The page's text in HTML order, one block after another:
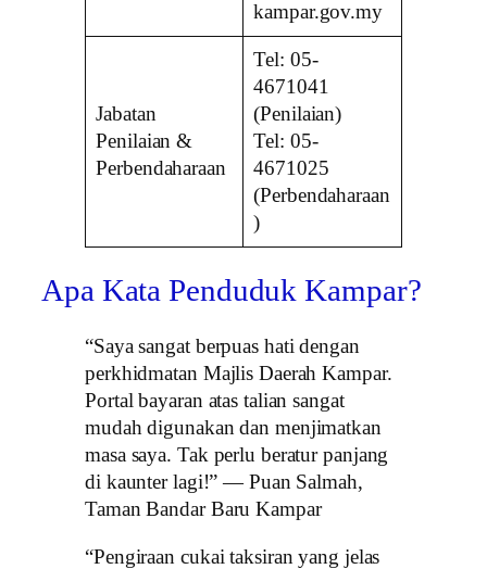
kampar.gov.my
Jabatan
Penilaian &
Perbendaharaan
Tel: 05-
4671041
(Penilaian)
Tel: 05-
4671025
(Perbendaharaan
)
Apa Kata Penduduk Kampar?
“Saya sangat berpuas hati dengan
perkhidmatan Majlis Daerah Kampar.
Portal bayaran atas talian sangat
mudah digunakan dan menjimatkan
masa saya. Tak perlu beratur panjang
di kaunter lagi!” — Puan Salmah,
Taman Bandar Baru Kampar
“Pengiraan cukai taksiran yang jelas